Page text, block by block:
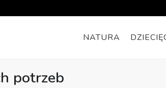
NATURA
potrzeb